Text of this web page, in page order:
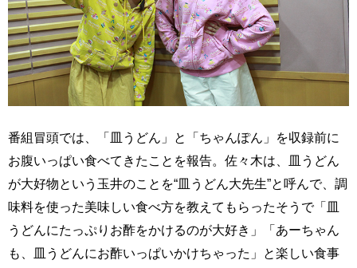
番組冒頭では、「皿うどん」と「ちゃんぽん」を収録前に
お腹いっぱい食べてきたことを報告。佐々木は、皿うどん
が大好物という玉井のことを“皿うどん大先生”と呼んで、調
味料を使った美味しい食べ方を教えてもらったそうで「皿
うどんにたっぷりお酢をかけるのが大好き」「あーちゃん
も、皿うどんにお酢いっぱいかけちゃった」と楽しい食事